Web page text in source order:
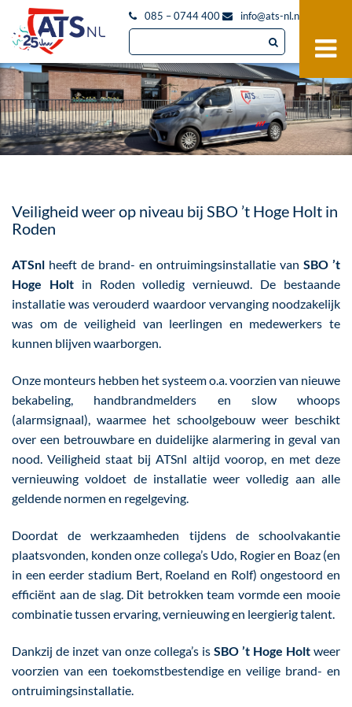
085 – 0744 400 info@ats-nl.nl
Veiligheid weer op niveau bij SBO ’t Hoge Holt in
Roden
ATSnl heeft de brand- en ontruimingsinstallatie van SBO ’t
Hoge Holtin Roden volledig vernieuwd. De bestaande
installatie was verouderd waardoor vervanging noodzakelijk
was om de veiligheid van leerlingen en medewerkers te
kunnen blijven waarborgen.
Onze monteurs hebben het systeem o.a. voorzien van nieuwe
bekabeling, handbrandmelders en slow whoops
(alarmsignaal), waarmee het schoolgebouw weer beschikt
over een betrouwbare en duidelijke alarmering in geval van
nood. Veiligheid staat bij ATSnl altijd voorop, en met deze
vernieuwing voldoet de installatie weer volledig aan alle
geldende normen en regelgeving.
Doordat de werkzaamheden tijdens de schoolvakantie
plaatsvonden, konden onze collega’s Udo, Rogier en Boaz (en
in een eerder stadium Bert, Roeland en Rolf) ongestoord en
efficiënt aan de slag. Dit betrokken team vormde een mooie
combinatie tussen ervaring, vernieuwing en leergierig talent.
Dankzij de inzet van onze collega’s is SBO ’t Hoge Holt weer
voorzien van een toekomstbestendige en veilige brand- en
ontruimingsinstallatie.